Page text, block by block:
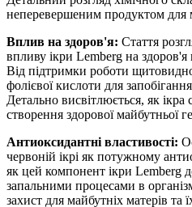
неперевершеним продуктом для
Вплив на здоров'я: Стаття
впливу ікри Lemberg на
Від підтримки роботи
фолієвої кислоти для
Детально висвітлюється, як
створення здорової майбутньої
Антиоксидантні властивості:
червоній ікрі як потужному
як цей компонент ікри Lemberg
запальними процесами в
захист для майбутніх матерів та